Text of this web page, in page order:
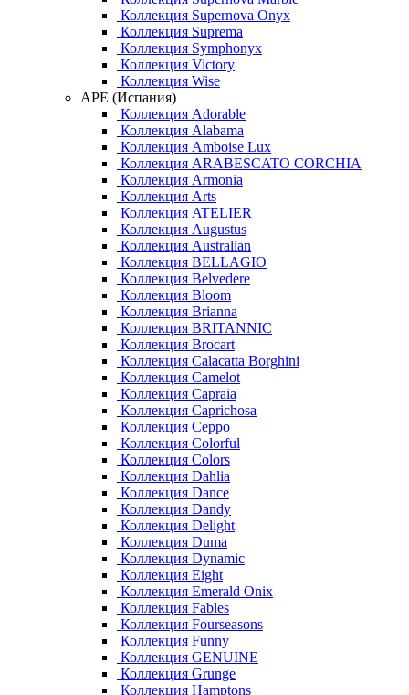
Коллекция Supernova Onyx
Коллекция Suprema
Коллекция Symphonyx
Коллекция Victory
Коллекция Wise
APE (Испания)
Коллекция Adorable
Коллекция Alabama
Коллекция Amboise Lux
Коллекция ARABESCATO CORCHIA
Коллекция Armonia
Коллекция Arts
Коллекция ATELIER
Коллекция Augustus
Коллекция Australian
Коллекция BELLAGIO
Коллекция Belvedere
Коллекция Bloom
Коллекция Brianna
Коллекция BRITANNIC
Коллекция Brocart
Коллекция Calacatta Borghini
Коллекция Camelot
Коллекция Capraia
Коллекция Caprichosa
Коллекция Ceppo
Коллекция Colorful
Коллекция Colors
Коллекция Dahlia
Коллекция Dance
Коллекция Dandy
Коллекция Delight
Коллекция Duma
Коллекция Dynamic
Коллекция Eight
Коллекция Emerald Onix
Коллекция Fables
Коллекция Fourseasons
Коллекция Funny
Коллекция GENUINE
Коллекция Grunge
Коллекция Hamptons